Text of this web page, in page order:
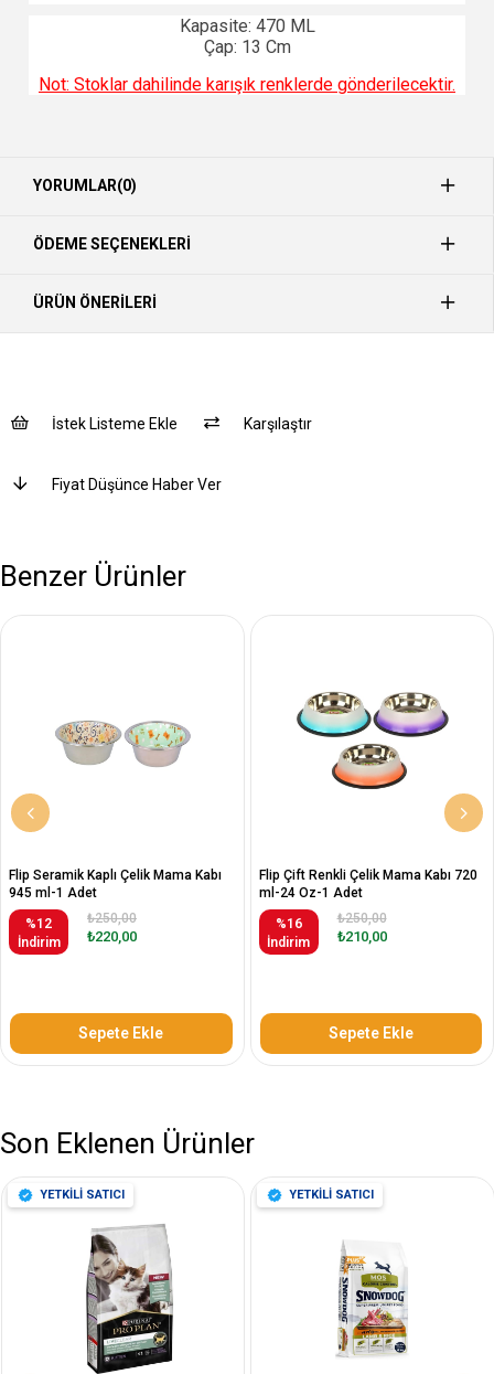
Kapasite: 470 ML
Çap: 13 Cm
Not: Stoklar dahilinde karışık renklerde gönderilecektir.
YORUMLAR(0)
ÖDEME SEÇENEKLERI
ÜRÜN ÖNERILERI
İstek Listeme Ekle Karşılaştır
Fiyat Düşünce Haber Ver
Benzer Ürünler
Flip Seramik Kaplı Çelik Mama Kabı
945 ml-1 Adet
%12
İndirim
₺220,00
₺250,00
Sepete Ekle
Flip Çift Renkli Çelik Mama Kabı 720
ml-24 Oz-1 Adet
%16
İndirim
₺210,00
₺250,00
Sepete Ekle
Son Eklenen Ürünler
YETKİLİ SATICI YETKİLİ SATICI